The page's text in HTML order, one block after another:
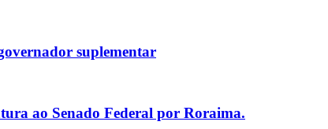
suplementar
ao Senado Federal por Roraima.